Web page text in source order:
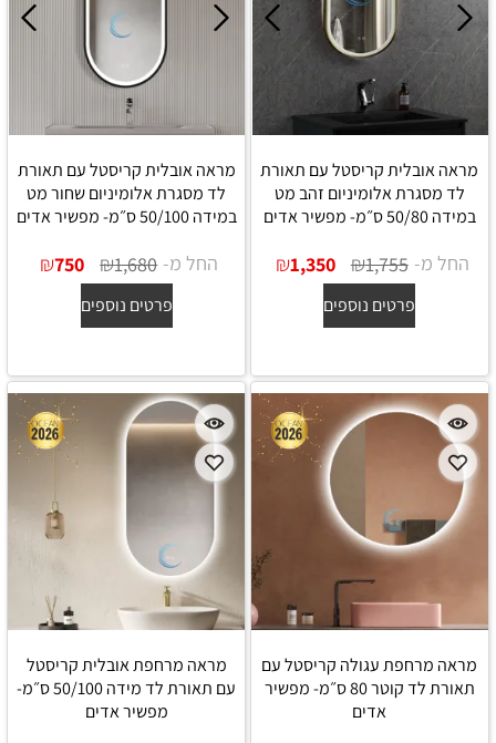
מראה אובלית קריסטל עם תאורת
לד מסגרת אלומיניום זהב מט
במידה 50/80 ס״מ- מפשיר אדים
החל מ- ₪1,755
₪1,350
פרטים נוספים
מראה אובלית קריסטל עם תאורת
לד מסגרת אלומיניום שחור מט
במידה 50/100 ס״מ- מפשיר אדים
החל מ- ₪1,680
₪750
פרטים נוספים
מראה מרחפת עגולה קריסטל עם
תאורת לד קוטר 80 ס״מ- מפשיר
אדים
מראה מרחפת אובלית קריסטל
עם תאורת לד מידה 50/100 ס״מ-
מפשיר אדים